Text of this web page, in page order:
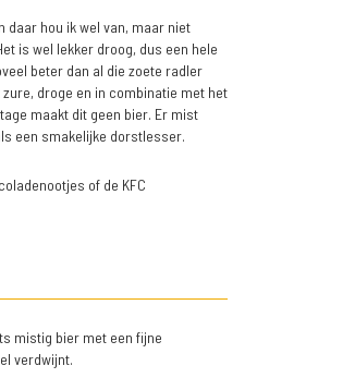
daar hou ik wel van, maar niet
is wel lekker droog, dus een hele
beter dan al die zoete radler
droge en in combinatie met het
maakt dit geen bier. Er mist
een smakelijke dorstlesser.
of de KFC
mistig bier met een fijne
verdwijnt.